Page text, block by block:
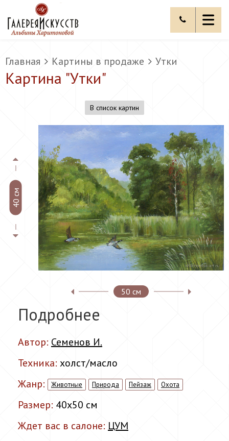
Главная Картины в продаже Утки
Картина "Утки"
В список картин
50 см
40 см
Подробнее
Автор: Семенов И.
Техника: холст/масло
Жанр:
Животные Природа Пейзаж Охота
Размер: 40x50 см
Ждет вас в салоне: ЦУМ